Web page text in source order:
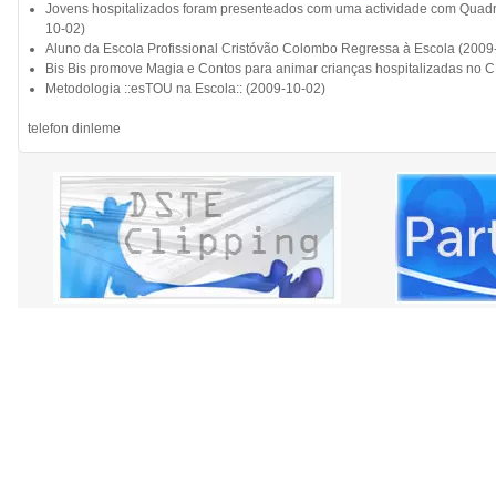
Jovens hospitalizados foram presenteados com uma actividade com
10-02)
Aluno da Escola Profissional Cristóvão Colombo Regressa à Escola
Bis Bis promove Magia e Contos para animar crianças hospitalizadas no
Metodologia ::esTOU na Escola:: (2009-10-02)
telefon dinleme